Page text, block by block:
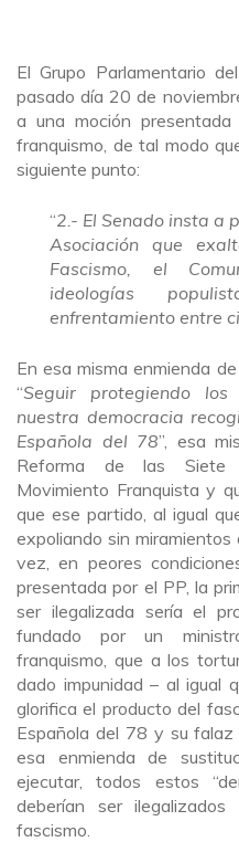
El Grupo Parlamentario
pasado día 20 de
a una moción
franquismo, de tal modo
siguiente punto:
“2.- El Senado insta a
Asociación que
Fascismo, el
ideologías
enfrentamiento entre
En esa misma enmienda
“Seguir protegiendo
nuestra democracia
Española del 78”, esa
Reforma de las Siete
Movimiento Franquista y
que ese partido, al igual
expoliando sin
vez, en peores
presentada por el PP, la
ser ilegalizada sería el
fundado por un
franquismo, que a los
dado impunidad – al igual
glorifica el producto del
Española del 78 y su falaz
esa enmienda de
ejecutar, todos estos
deberían ser
fascismo.